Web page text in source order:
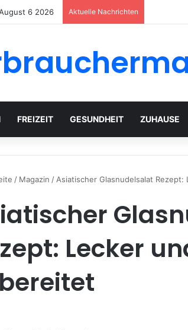
6 2026 Aktuelle Nachrichten
FREIZEIT GESUNDHEIT ZUHAUSE
/ Magazin / Asiatischer Glasnudelsalat
Lecker